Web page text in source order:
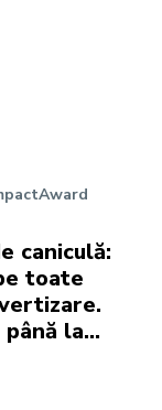
caniculă:
toate
la…